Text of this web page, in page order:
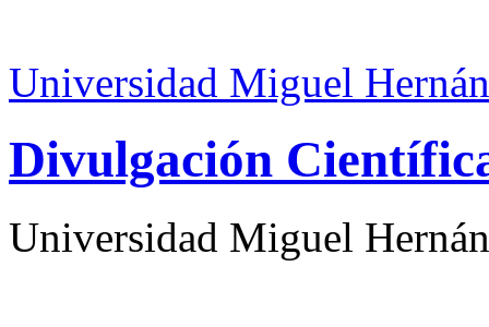
Universidad Miguel
Divulgación
Universidad Miguel